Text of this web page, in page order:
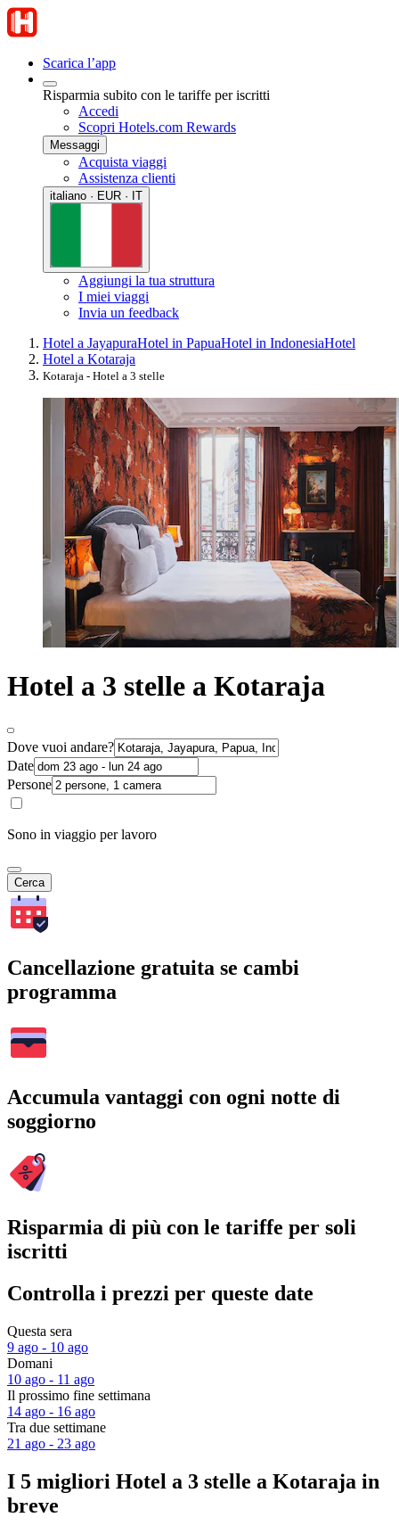
Scarica l’app
Risparmia subito con le tariffe per iscritti
Accedi
Scopri Hotels.com Rewards
Messaggi
Acquista viaggi
Assistenza clienti
italiano · EUR · IT
Aggiungi la tua struttura
I miei viaggi
Invia un feedback
Hotel a JayapuraHotel in PapuaHotel in IndonesiaHotel
Hotel a Kotaraja
Kotaraja - Hotel a 3 stelle
Hotel a 3 stelle a Kotaraja
Dove vuoi andare?
Date
Persone
Sono in viaggio per lavoro
Cerca
Cancellazione gratuita se cambi
programma
Accumula vantaggi con ogni notte di
soggiorno
Risparmia di più con le tariffe per soli
iscritti
Controlla i prezzi per queste date
Questa sera
9 ago - 10 ago
Domani
10 ago - 11 ago
Il prossimo fine settimana
14 ago - 16 ago
Tra due settimane
21 ago - 23 ago
I 5 migliori Hotel a 3 stelle a Kotaraja in
breve